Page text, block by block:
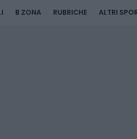
B ZONA RUBRICHE ALTRI